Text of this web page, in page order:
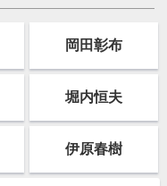
岡田彰布
堀内恒夫
伊原春樹